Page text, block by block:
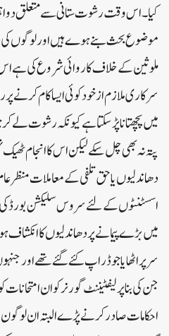
کیا۔اس وقت رشوت ستانی سے متعلق دو
موضوع بحث بنے ہوے ہیں اور
ملوثین کے خلاف کاروائی شروع کی ہے اس
سرکاری ملازم از خود کوئی ایسا کام
میں پچھتانا پڑسکتا ہے کیونکہ رشوت لے کر
پتہ نہ بھی چل سکے لیکن اس کا انجام
دھاندلیوں یا حق تلفی کے معاملات منظر
اسسٹنٹوں کے لئے سروس سلیکشن بورڈ
میں بڑے پیمانے پر دھاندلیوں کا
سر پر اٹھایا جو ڈراپ کئے گئے تھے اور
جن کی بنا پر لیفٹیننٹ گورنر کو ان
احکامات صادر کرنے پڑے البتہ ان